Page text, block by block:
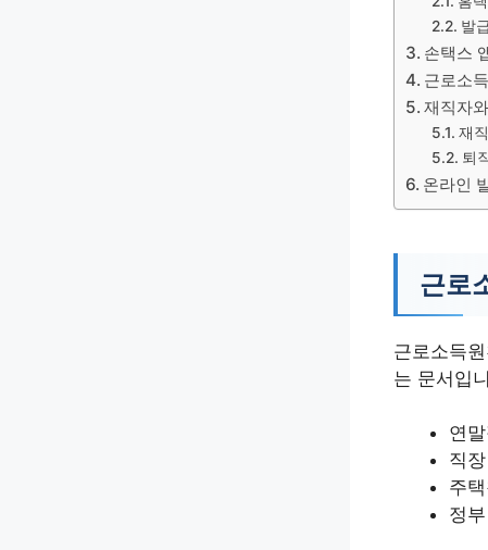
발
손택스
근로소
재직자
재
퇴
온라인
근로
근로소득
는 문서입
연
직
주
정